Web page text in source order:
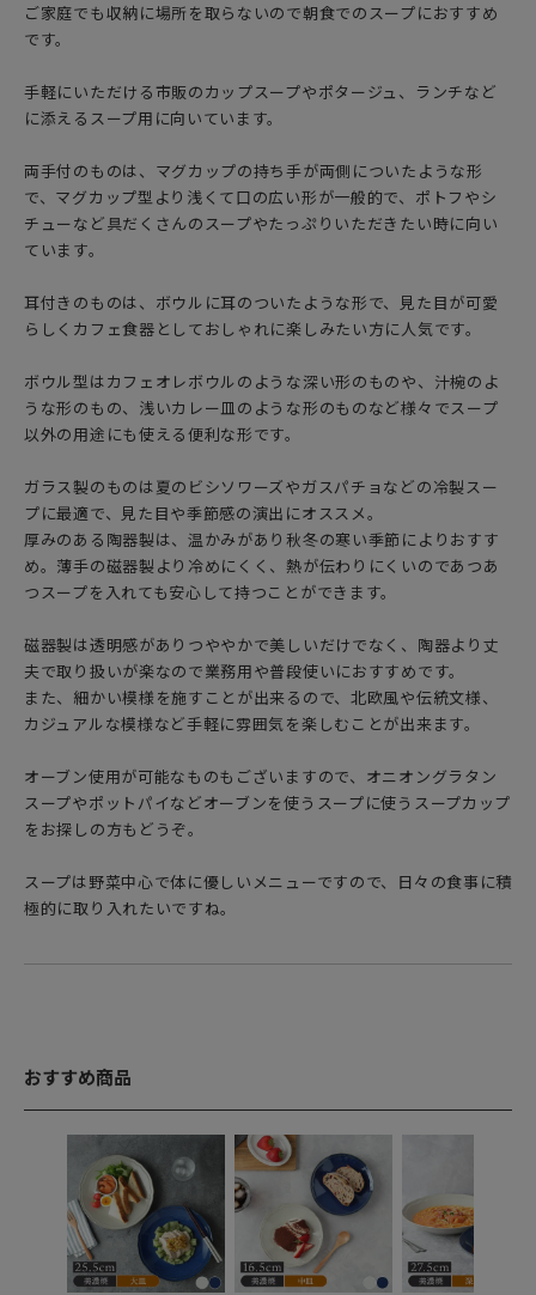
ご家庭でも収納に場所を取らないので朝食でのスープにおすすめ
です。
手軽にいただける市販のカップスープやポタージュ、ランチなど
に添えるスープ用に向いています。
両手付のものは、マグカップの持ち手が両側についたような形
で、マグカップ型より浅くて口の広い形が一般的で、ポトフやシ
チューなど具だくさんのスープやたっぷりいただきたい時に向い
ています。
耳付きのものは、ボウルに耳のついたような形で、見た目が可愛
らしくカフェ食器としておしゃれに楽しみたい方に人気です。
ボウル型はカフェオレボウルのような深い形のものや、汁椀のよ
うな形のもの、浅いカレー皿のような形のものなど様々でスープ
以外の用途にも使える便利な形です。
ガラス製のものは夏のビシソワーズやガスパチョなどの冷製スー
プに最適で、見た目や季節感の演出にオススメ。
厚みのある陶器製は、温かみがあり秋冬の寒い季節によりおすす
め。薄手の磁器製より冷めにくく、熱が伝わりにくいのであつあ
つスープを入れても安心して持つことができます。
磁器製は透明感がありつややかで美しいだけでなく、陶器より丈
夫で取り扱いが楽なので業務用や普段使いにおすすめです。
また、細かい模様を施すことが出来るので、北欧風や伝統文様、
カジュアルな模様など手軽に雰囲気を楽しむことが出来ます。
オーブン使用が可能なものもございますので、オニオングラタン
スープやポットパイなどオーブンを使うスープに使うスープカップ
をお探しの方もどうぞ。
スープは野菜中心で体に優しいメニューですので、日々の食事に積
極的に取り入れたいですね。
おすすめ商品